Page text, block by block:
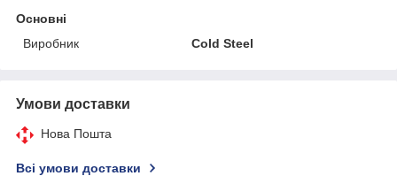
Основні
Виробник
Cold Steel
Умови доставки
Нова Пошта
Всі умови доставки